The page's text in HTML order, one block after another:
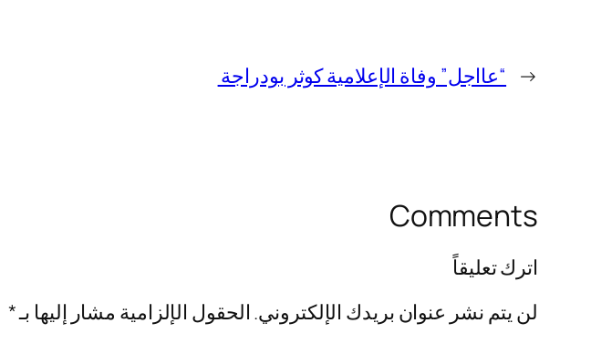
← “عااجل” وفاة الإعلامية كوثر بودراجة
Comments
اترك تعليقاً
لن يتم نشر عنوان بريدك الإلكتروني. الحقول الإلزامية مشار إليها بـ*